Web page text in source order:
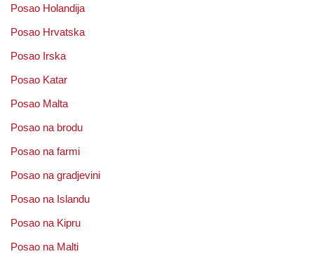
Posao Holandija
Posao Hrvatska
Posao Irska
Posao Katar
Posao Malta
Posao na brodu
Posao na farmi
Posao na gradjevini
Posao na Islandu
Posao na Kipru
Posao na Malti